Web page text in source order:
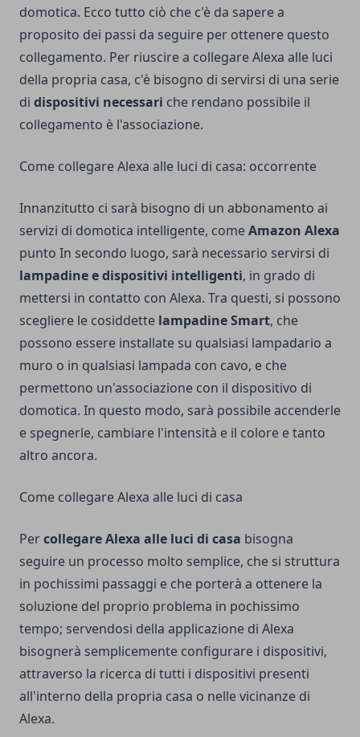
domotica. Ecco tutto ciò che c'è da sapere a
proposito dei passi da seguire per ottenere questo
collegamento. Per riuscire a collegare Alexa alle luci
della propria casa, c'è bisogno di servirsi di una serie
di dispositivi necessari che rendano possibile il
collegamento è l'associazione.
Come collegare Alexa alle luci di casa: occorrente
Innanzitutto ci sarà bisogno di un abbonamento ai
servizi di domotica intelligente, comeAmazon Alexa
punto In secondo luogo, sarà necessario servirsi di
lampadine e dispositivi intelligenti, in grado di
mettersi in contatto con Alexa. Tra questi, si possono
scegliere le cosiddette lampadine Smart, che
possono essere installate su qualsiasi lampadario a
muro o in qualsiasi lampada con cavo, e che
permettono un'associazione con il dispositivo di
domotica. In questo modo, sarà possibile accenderle
e spegnerle, cambiare l'intensità e il colore e tanto
altro ancora.
Come collegare Alexa alle luci di casa
Percollegare Alexa alle luci di casa bisogna
seguire un processo molto semplice, che si struttura
in pochissimi passaggi e che porterà a ottenere la
soluzione del proprio problema in pochissimo
tempo; servendosi della applicazione di Alexa
bisognerà semplicemente configurare i dispositivi,
attraverso la ricerca di tutti i dispositivi presenti
all'interno della propria casa o nelle vicinanze di
Alexa.